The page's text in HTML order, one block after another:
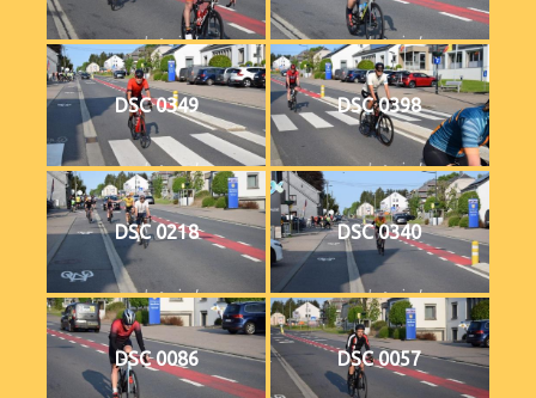
DSC 0349 DSC 0398
DSC 0218 DSC 0340
DSC 0086 DSC 0057